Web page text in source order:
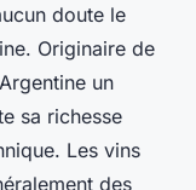
doute le
Originaire de
un
sa richesse
Les vins
des